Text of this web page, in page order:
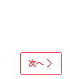
次へ